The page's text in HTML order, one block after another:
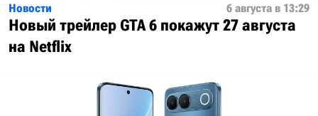
Новости 6 августа в 13:29
Новый трейлер GTA 6 покажут 27 августа
на Netflix